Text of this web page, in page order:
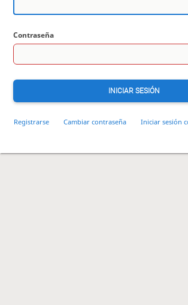
Contraseña
INICIAR SESIÓN
Registrarse Cambiar contraseña Iniciar sesión